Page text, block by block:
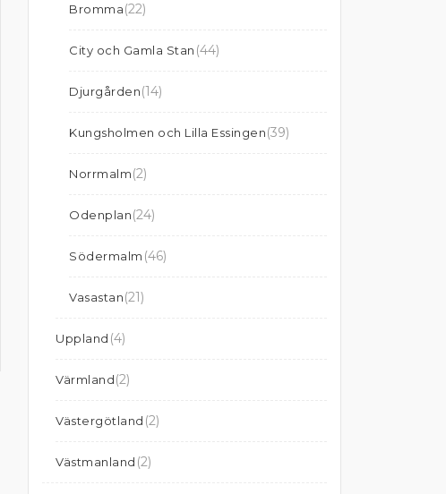
Bromma(22)
City och Gamla Stan (44)
Djurgården(14)
Kungsholmen och Lilla Essingen(39)
Norrmalm(2)
Odenplan(24)
Södermalm (46)
Vasastan(21)
Uppland (4)
Värmland(2)
Västergötland (2)
Västmanland (2)